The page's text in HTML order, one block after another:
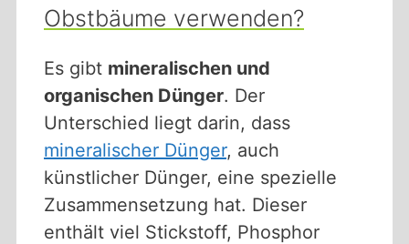
Obstbäume verwenden?
Es gibt mineralischen und
organischen Dünger. Der
Unterschied liegt darin, dass
mineralischer Dünger, auch
künstlicher Dünger, eine spezielle
Zusammensetzung hat. Dieser
enthält viel Stickstoff, Phosphor